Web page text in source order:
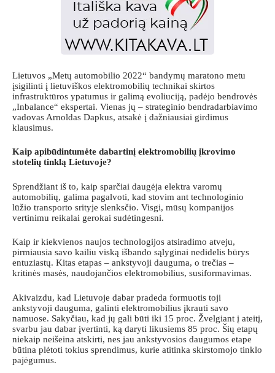
Lietuvos „Metų automobilio 2022“ bandymų maratono metu
įsigilinti į lietuviškos elektromobilių technikai skirtos
infrastruktūros ypatumus ir galimą evoliuciją, padėjo bendrovės
„Inbalance“ ekspertai. Vienas jų – strateginio bendradarbiavimo
vadovas Arnoldas Dapkus, atsakė į dažniausiai girdimus
klausimus.
Kaip apibūdintumėte dabartinį elektromobilių įkrovimo
stotelių tinklą Lietuvoje?
Sprendžiant iš to, kaip sparčiai daugėja elektra varomų
automobilių, galima pagalvoti, kad stovim ant technologinio
lūžio transporto srityje slenksčio. Visgi, mūsų kompanijos
vertinimu reikalai gerokai sudėtingesni.
Kaip ir kiekvienos naujos technologijos atsiradimo atveju,
pirmiausia savo kailiu viską išbando sąlyginai nedidelis būrys
entuziastų. Kitas etapas – ankstyvoji dauguma, o trečias –
kritinės masės, naudojančios elektromobilius, susiformavimas.
Akivaizdu, kad Lietuvoje dabar pradeda formuotis toji
ankstyvoji dauguma, galinti elektromobilius įkrauti savo
namuose. Sakyčiau, kad jų gali būti iki 15 proc. Žvelgiant į ateitį,
svarbu jau dabar įvertinti, ką daryti likusiems 85 proc. Šių etapų
niekaip neišeina atskirti, nes jau ankstyvosios daugumos etape
būtina plėtoti tokius sprendimus, kurie atitinka skirstomojo tinklo
pajėgumus.